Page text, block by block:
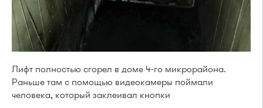
Лифт полностью сгорел в доме 4-го микрорайона.
Раньше там с помощью видеокамеры поймали
человека, который заклеивал кнопки